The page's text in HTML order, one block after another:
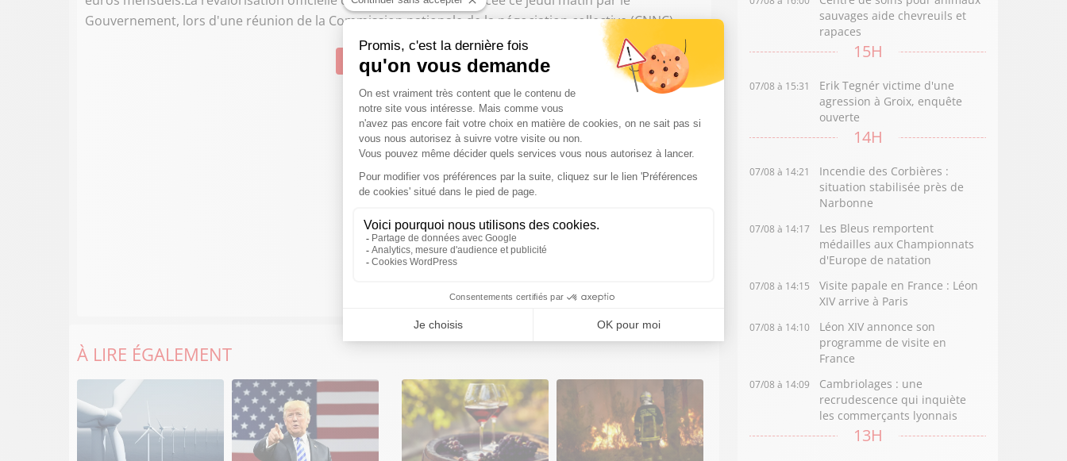
Gouvernement, lors d'une réunion de la Commission nationale de la négociation collective (CNNC).
Suivre Sud Radio
À LIRE ÉGALEMENT
sauvages aide chevreuils et
rapaces
15H
07/08 à 15:31
Erik Tegnér victime d'une
agression à Groix, enquête
ouverte
14H
07/08 à 14:21
Incendie des Corbières :
situation stabilisée près de
Narbonne
07/08 à 14:17
Les Bleus remportent
médailles aux Championnats
d'Europe de natation
07/08 à 14:15
Visite papale en France : Léon
XIV arrive à Paris
07/08 à 14:10
Léon XIV annonce son
programme de visite en
France
07/08 à 14:09
Cambriolages : une
recrudescence qui inquiète
les commerçants lyonnais
13H